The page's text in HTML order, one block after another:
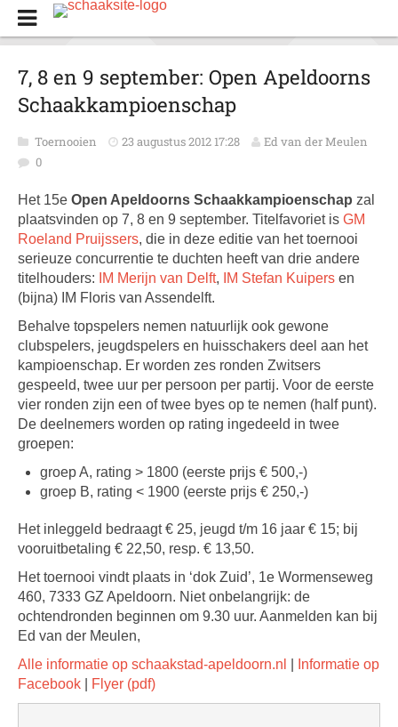
7, 8 en 9 september: Open Apeldoorns
Schaakkampioenschap
Toernooien 23 augustus 2012 17:28
Ed van der Meulen
0
Het 15e Open Apeldoorns Schaakkampioenschap zal
plaatsvinden op 7, 8 en 9 september. Titelfavoriet is GM
Roeland Pruijssers, die in deze editie van het toernooi
serieuze concurrentie te duchten heeft van drie andere
titelhouders:
IM Merijn van Delft, IM Stefan Kuipers en
(bijna) IM Floris van Assendelft.
Behalve topspelers nemen natuurlijk ook gewone
clubspelers, jeugdspelers en huisschakers deel aan het
kampioenschap. Er worden zes ronden Zwitsers
gespeeld, twee uur per persoon per partij. Voor de eerste
vier ronden zijn een of twee byes op te nemen (half punt).
De deelnemers worden op rating ingedeeld in twee
groepen:
groep A, rating > 1800 (eerste prijs € 500,-)
groep B, rating < 1900 (eerste prijs € 250,-)
Het inleggeld bedraagt € 25, jeugd t/m 16 jaar € 15; bij
vooruitbetaling € 22,50, resp. € 13,50.
Het toernooi vindt plaats in ‘dok Zuid’, 1e Wormenseweg
460, 7333 GZ Apeldoorn. Niet onbelangrijk: de
ochtendronden beginnen om 9.30 uur. Aanmelden kan bij
Ed van der Meulen,
Alle informatie op schaakstad-apeldoorn.nl
Informatie op
Facebook
Flyer (pdf)